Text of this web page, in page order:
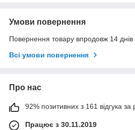
Умови повернення
Повернення товару впродовж 14 днів
Всі умови повернення
Про нас
92% позитивних з 161 відгука за
Працює з 30.11.2019